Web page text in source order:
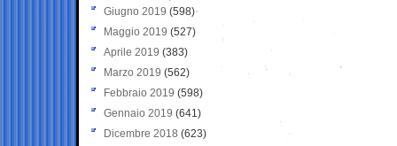
Giugno 2019 (598)
Maggio 2019 (527)
Aprile 2019 (383)
Marzo 2019 (562)
Febbraio 2019 (598)
Gennaio 2019 (641)
Dicembre 2018 (623)